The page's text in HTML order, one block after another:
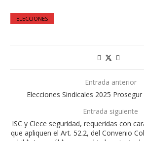
ELECCIONES
Entrada anterior
Elecciones Sindicales 2025 Prosegur
Entrada siguiente
ISC y Clece seguridad, requeridas con
que apliquen el Art. 52.2, del Convenio